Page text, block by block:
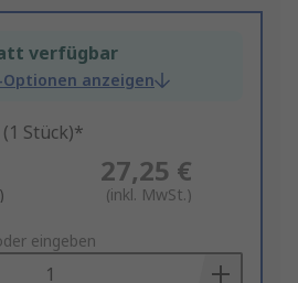
verfügbar
anzeigen
Stück)*
27,25 €
(inkl. MwSt.)
eingeben